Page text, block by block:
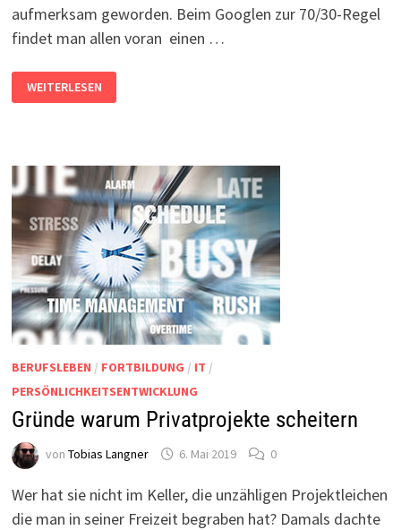
aufmerksam geworden. Beim Googlen zur 70/30-Regel
findet man allen voran einen …
DIE
70/30-
REGEL
WEITERLESEN
BERUFSLEBEN / FORTBILDUNG / IT /
PERSÖNLICHKEITSENTWICKLUNG
Gründe warum Privatprojekte scheitern
von Tobias Langner 6. Mai 2019 0
Wer hat sie nicht im Keller, die unzähligen Projektleichen
die man in seiner Freizeit begraben hat? Damals dachte